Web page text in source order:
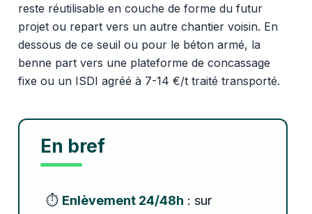
reste réutilisable en couche de forme du futur
projet ou repart vers un autre chantier voisin. En
dessous de ce seuil ou pour le béton armé, la
benne part vers une plateforme de concassage
fixe ou un ISDI agréé à 7-14 €/t traité transporté.
En bref
⏱️ Enlèvement 24/48h : sur